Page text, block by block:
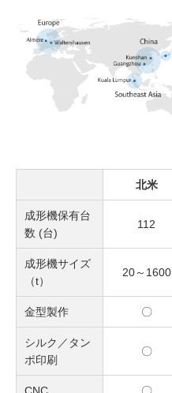
北米
成形機保有台
数 (台)
112
成形機サイズ
（t）
20～1600
金型製作 〇
シルク／タン
ポ印刷
〇
CNC 〇